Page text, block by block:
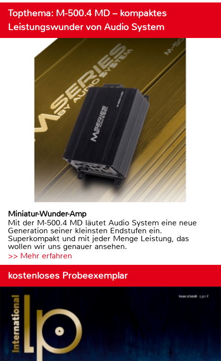
Topthema: M-500.4 MD – kompaktes
Leistungswunder von Audio System
Miniatur-Wunder-Amp
Mit der M-500.4 MD läutet Audio System eine neue
Generation seiner kleinsten Endstufen ein.
Superkompakt und mit jeder Menge Leistung, das
wollen wir uns genauer ansehen.
>> Mehr erfahren
kostenloses Probeexemplar